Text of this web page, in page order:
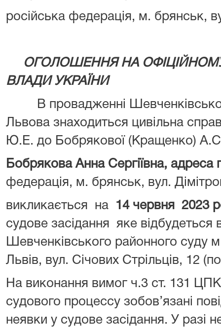
російська федерація, м. брянськ,
ОГОЛОШЕННЯ НА ОФІЦІЙНОМУ
ВЛАДИ УКРАЇНИ
В провадженні
Львова знаходиться цивільна
Ю.Е. до Бобрякової (Кращенко)
Бобрякова Анна Сергіївна, адреса
федерація, м. брянськ, вул.
викликається на 14 червня 2023
судове засідання яке відбудеться
Шевченківського районного суду
Львів, вул. Січових Стрільців, 12
На виконання вимог ч.3 ст. 131
судового процессу зобов’язані
неявки у судове засідання. У разі